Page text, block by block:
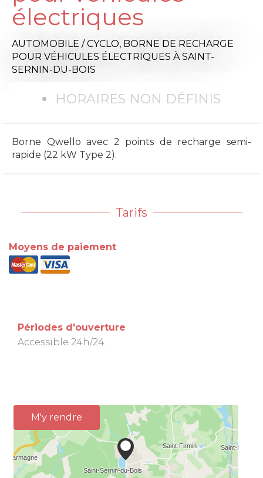
électriques
AUTOMOBILE / CYCLO, BORNE DE RECHARGE
POUR VÉHICULES ÉLECTRIQUES À SAINT-
SERNIN-DU-BOIS
HORAIRES NON DÉFINIS
Borne Qwello avec 2 points de recharge semi-
rapide (22 kW Type 2).
Tarifs
Moyens de paiement
Périodes d'ouverture
Accessible 24h/24.
M'y rendre